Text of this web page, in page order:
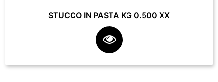
STUCCO IN PASTA KG 0.500 XX